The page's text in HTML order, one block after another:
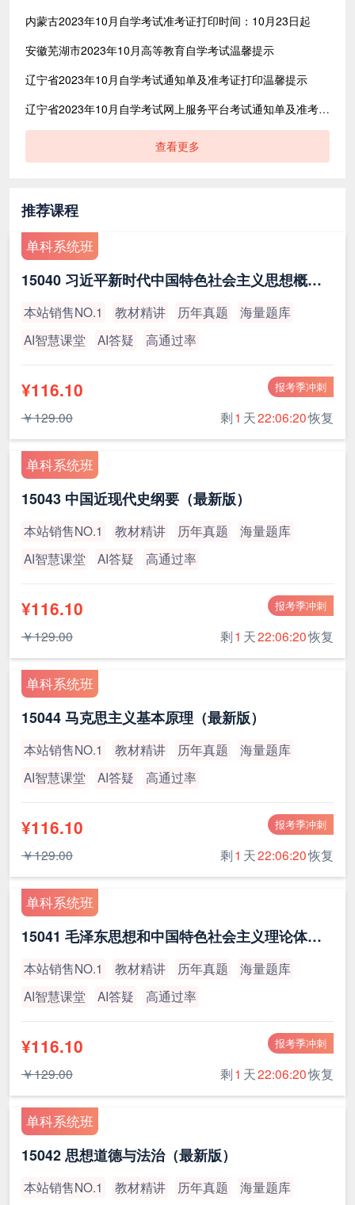
内蒙古2023年10月自学考试准考证打印时间：10月23日起
安徽芜湖市2023年10月高等教育自学考试温馨提示
辽宁省2023年10月自学考试通知单及准考证打印温馨提示
​辽宁省2023年10月自学考试网上服务平台考试通知单及准考证打印流程说明
查看更多
推荐课程
单科系统班
15040 习近平新时代中国特色社会主义思想概论（最新版）
本站销售NO.1 教材精讲 历年真题
海量题库
AI智慧课堂
AI答疑 高通过率
报考季冲刺
¥116.10
￥129.00 剩1 天22:06:19恢复
单科系统班
15043 中国近现代史纲要（最新版）
本站销售NO.1 教材精讲 历年真题
海量题库
AI智慧课堂
AI答疑 高通过率
报考季冲刺
¥116.10
￥129.00 剩1 天22:06:19恢复
单科系统班
15044 马克思主义基本原理（最新版）
本站销售NO.1 教材精讲 历年真题
海量题库
AI智慧课堂
AI答疑 高通过率
报考季冲刺
¥116.10
￥129.00 剩1 天22:06:19恢复
单科系统班
15041 毛泽东思想和中国特色社会主义理论体系概论（最新版）
本站销售NO.1 教材精讲 历年真题
海量题库
AI智慧课堂
AI答疑 高通过率
报考季冲刺
¥116.10
￥129.00 剩1 天22:06:19恢复
单科系统班
15042 思想道德与法治（最新版）
本站销售NO.1 教材精讲 历年真题
海量题库